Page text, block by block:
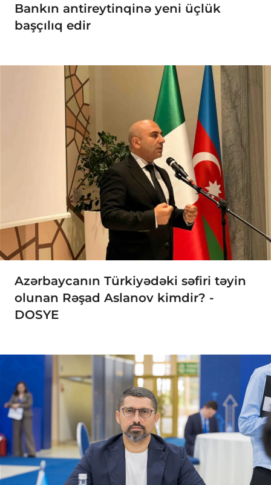
Bankın antireytinqinə yeni üçlük
başçılıq edir
Azərbaycanın Türkiyədəki səfiri təyin
olunan Rəşad Aslanov kimdir? -
DOSYE